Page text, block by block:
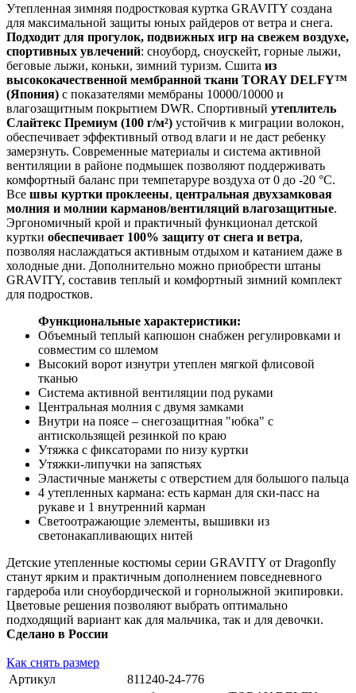
Утепленная зимняя подростковая куртка GRAVITY создана
для максимальной защиты юных райдеров от ветра и снега.
Подходит для прогулок, подвижных игр на свежем воздухе,
спортивных увлечений: сноуборд, сноускейт, горные лыжи,
беговые лыжи, коньки, зимний туризм. Сшита из
высококачественной мембранной ткани TORAY DELFY™
(Япония) с показателями мембраны 10000/10000 и
влагозащитным покрытием DWR. Спортивный утеплитель
Слайтекс Премиум (100 г/м²) устойчив к миграции волокон,
обеспечивает эффективный отвод влаги и не даст ребенку
замерзнуть. Современные материалы и система активной
вентиляции в районе подмышек позволяют поддерживать
комфортный баланс при темпетаруре воздуха от 0 до -20 °С.
Все швы куртки проклеены, центральная двухзамковая
молния и молнии карманов/вентиляций влагозащитные.
Эргономичный крой и практичный функционал детской
куртки обеспечивает 100% защиту от снега и ветра,
позволяя наслаждаться активным отдыхом и катанием даже в
холодные дни. Дополнительно можно приобрести штаны
GRAVITY, составив теплый и комфортный зимний комплект
для подростков.
Функциональные характеристики:
Объемный теплый капюшон снабжен регулировками и
совместим со шлемом
Высокий ворот изнутри утеплен мягкой флисовой
тканью
Система активной вентиляции под руками
Центральная молния с двумя замками
Внутри на поясе – снегозащитная "юбка" с
антискользящей резинкой по краю
Утяжка с фиксаторами по низу куртки
Утяжки-липучки на запястьях
Эластичные манжеты с отверстием для большого пальца
4 утепленных кармана: есть карман для ски-пасс на
рукаве и 1 внутренний карман
Светоотражающие элементы, вышивки из
светонакапливающих нитей
Детские утепленные костюмы серии GRAVITY от Dragonfly
станут ярким и практичным дополнением повседневного
гардероба или сноубордической и горнолыжной экипировки.
Цветовые решения позволяют выбрать оптимально
подходящий вариант как для мальчика, так и для девочки.
Сделано в России
Как снять размер
Артикул
811240-24-776